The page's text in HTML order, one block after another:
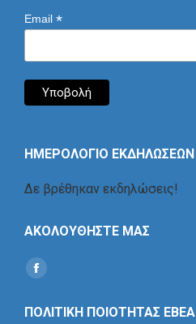
Email *
ΗΜΕΡΟΛΟΓΙΟ ΕΚΔΗΛΩΣΕΩΝ
Δε βρέθηκαν εκδηλώσεις!
ΑΚΟΛΟΥΘΗΣΤΕ ΜΑΣ
Find us on:
Social
ΠΟΛΙΤΙΚΗ ΠΟΙΟΤΗΤΑΣ ΕΒΕΑ